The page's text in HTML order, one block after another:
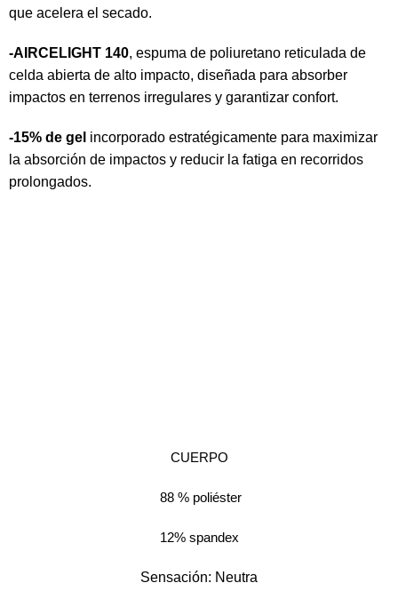
que acelera el secado.
-AIRCELIGHT 140, espuma de poliuretano reticulada de
celda abierta de alto impacto, diseñada para absorber
impactos en terrenos irregulares y garantizar confort.
-15% de gel incorporado estratégicamente para maximizar
la absorción de impactos y reducir la fatiga en recorridos
prolongados.
CUERPO
88 % poliéster
12% spandex
Sensación: Neutra